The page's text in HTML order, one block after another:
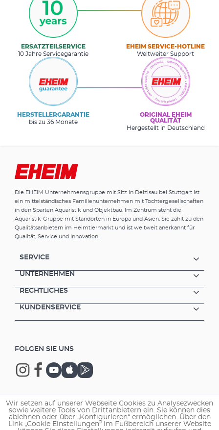
ERSATZTEILSERVICE
10 Jahre Servicegarantie
EHEIM SERVICE-HOTLINE
Weltweiter Support
HERSTELLERGARANTIE
bis zu 36 Monate
ORIGINAL EHEIM
QUALITÄT
Hergestellt in Deutschland
Die EHEIM Unternehmensgruppe mit Sitz in Deizisau bei Stuttgart ist
ein mittelständisches Familienunternehmen mit Tochtergesellschaften
in den Sparten Aquaristik und Objektbau. Im Zentrum steht die
Aquaristik-Gruppe mit Standorten in Europa und Asien. Sie zählt zu den
Qualitätsanbietern im Heimtiermarkt und ist weltweit anerkannt für
Qualität, Service und Innovation.
SERVICE
UNTERNEHMEN
RECHTLICHES
KUNDENSERVICE
FOLGEN SIE UNS
Copyright © 2026 EHEIM GmbH & Co. KG.
Wir setzen auf unserer Webseite Cookies zu Analysezwecken
sowie weitere Tools von Drittanbietern ein. Sie können dies
ablehnen oder über „Konfigurieren“ ermöglichen. Über den
Link „Cookie Einstellungen“ im Fußbereich unserer Website